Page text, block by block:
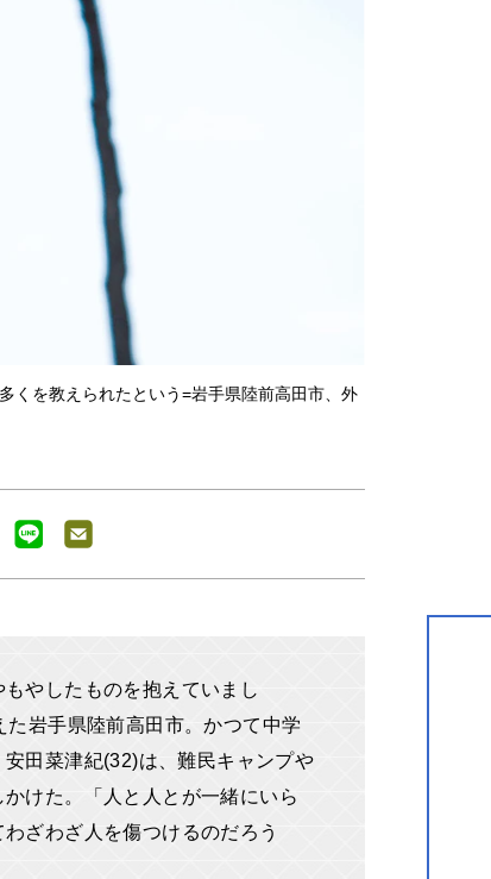
くを教えられたという=岩手県陸前高田市、外
やしたものを抱えていまし
岩手県陸前高田市。かつて中学
田菜津紀(32)は、難民キャンプや
けた。「人と人とが一緒にいら
ざわざ人を傷つけるのだろう